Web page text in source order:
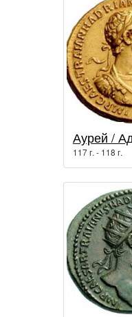
117 г. - 118 г.